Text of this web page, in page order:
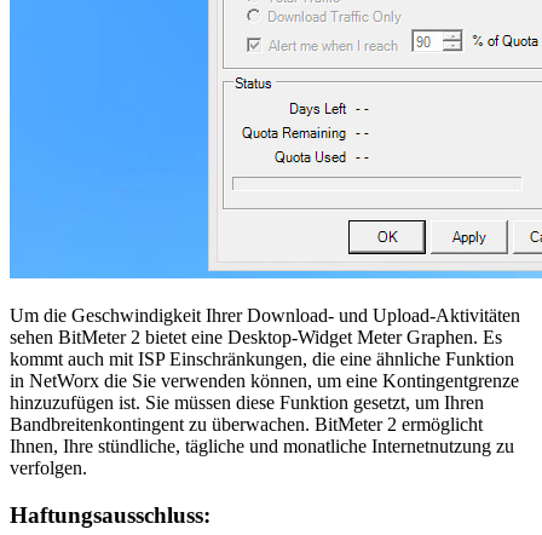
Um die Geschwindigkeit Ihrer Download- und Upload-Aktivitäten
sehen BitMeter 2 bietet eine Desktop-Widget Meter Graphen. Es
kommt auch mit ISP Einschränkungen, die eine ähnliche Funktion
in NetWorx die Sie verwenden können, um eine Kontingentgrenze
hinzuzufügen ist. Sie müssen diese Funktion gesetzt, um Ihren
Bandbreitenkontingent zu überwachen. BitMeter 2 ermöglicht
Ihnen, Ihre stündliche, tägliche und monatliche Internetnutzung zu
verfolgen.
Haftungsausschluss: